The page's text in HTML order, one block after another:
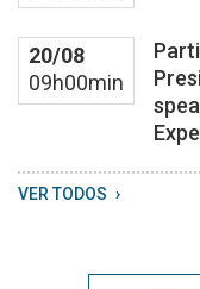
20/08
09h00min
VER TODOS